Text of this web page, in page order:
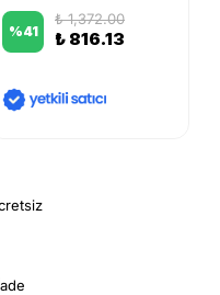
%41
₺ 1,372.00
₺ 816.13